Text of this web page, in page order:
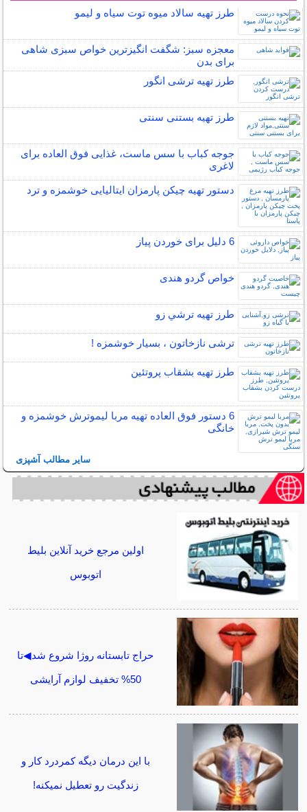
طرز تهیه سالاد میوه توت سیاه و لیمو
معجزه سبز: شگفت انگیزترین خواص سبزی شاهی
برای بدن
طرز تهیه ترشی انگور
طرز تهیه بستنی سنتی
جوجه کباب با سس ماست، غذایی فوق العاده برای
لاغری
دستور تهیه چیکن پارمزان ایتالیایی خوشمزه و ترد
6 دلیل برای خوردن پیاز
خواص گردو هندی
طرز تهیه ترشي زو
ترشی نازخاتون ، بسیار خوشمزه !
طرز تهیه بشقاب پروتئین
6 دستور فوق العاده تهیه مربا لیموترش خوشمزه و
خانگی
سایر مطالب آشپزی
اولین مرجع خرید آنلاین بلیط
اتوبوس
حراج تابستانه روژا شروع شد◀تا
50% تخفیف لوازم آرایشی
با این درمان دیگه کمردرد کار و
زندگیت رو تعطیل نمیکنه!